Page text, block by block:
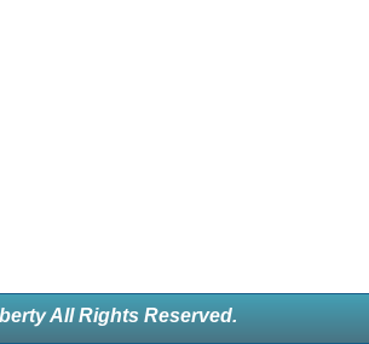
All Rights Reserved.